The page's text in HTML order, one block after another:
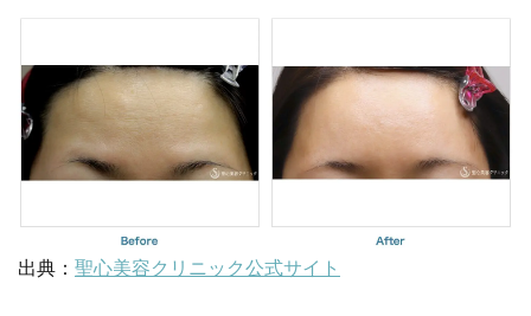
出典： 聖心美容クリニック公式サイト